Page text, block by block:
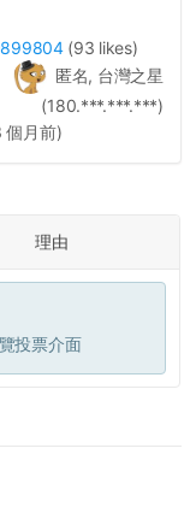
(93 likes)
匿名, 台灣之星
(180.***.***.***)
個月前)
理由
投票介面